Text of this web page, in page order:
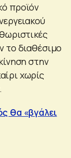
προϊόν
το διαθέσιμο
στην
χωρίς
θα «βγάλει